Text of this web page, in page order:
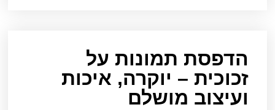
הדפסת תמונות על
זכוכית – יוקרה, איכות
ועיצוב מושלם